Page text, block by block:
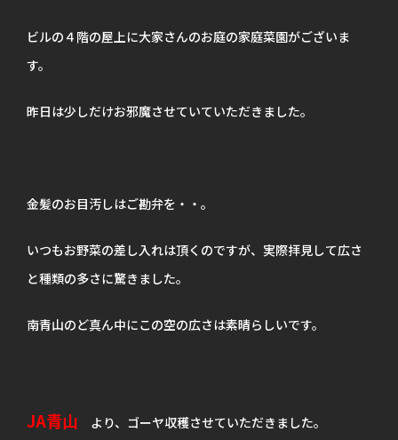
ビルの４階の屋上に大家さんのお庭の家庭菜園がございま
す。
昨日は少しだけお邪魔させていていただきました。
金髪のお目汚しはご勘弁を・・。
いつもお野菜の差し入れは頂くのですが、実際拝見して広さ
と種類の多さに驚きました。
南青山のど真ん中にこの空の広さは素晴らしいです。
JA青山 より、ゴーヤ収穫させていただきました。